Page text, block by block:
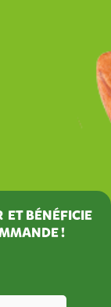
ET BÉNÉFICIE
!